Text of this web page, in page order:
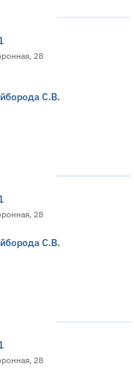
28
С.В.
28
С.В.
28